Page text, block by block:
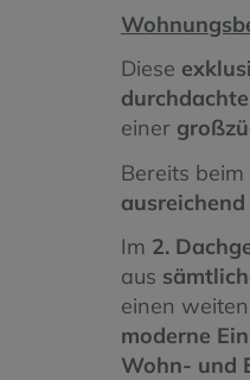
Diese
einer
Bereits
Im 2.
aus
einen weiten
moderne
Wohn- und